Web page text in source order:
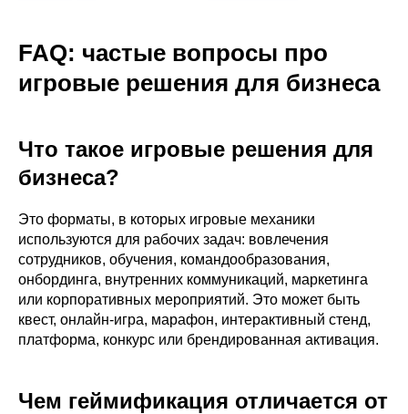
FAQ: частые вопросы про
игровые решения для бизнеса
Что такое игровые решения для
бизнеса?
Это форматы, в которых игровые механики
используются для рабочих задач: вовлечения
сотрудников, обучения, командообразования,
онбординга, внутренних коммуникаций, маркетинга
или корпоративных мероприятий. Это может быть
квест, онлайн-игра, марафон, интерактивный стенд,
платформа, конкурс или брендированная активация.
Чем геймификация отличается от